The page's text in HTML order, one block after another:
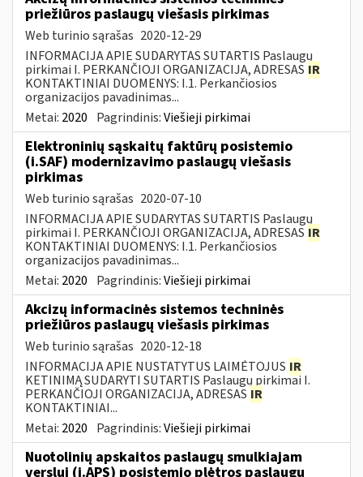
priežiūros paslaugų viešasis pirkimas
Web turinio sąrašas 2020-12-29
INFORMACIJA APIE SUDARYTAS SUTARTIS Paslaugų
pirkimai I. PERKANČIOJI ORGANIZACIJA, ADRESAS IR
KONTAKTINIAI DUOMENYS: I.1. Perkančiosios
organizacijos pavadinimas...
Metai: 2020 Pagrindinis:Viešieji pirkimai
Elektroninių sąskaitų faktūrų posistemio
(i.SAF) modernizavimo paslaugų viešasis
pirkimas
Web turinio sąrašas 2020-07-10
INFORMACIJA APIE SUDARYTAS SUTARTIS Paslaugų
pirkimai I. PERKANČIOJI ORGANIZACIJA, ADRESAS IR
KONTAKTINIAI DUOMENYS: I.1. Perkančiosios
organizacijos pavadinimas...
Metai: 2020 Pagrindinis:Viešieji pirkimai
Akcizų informacinės sistemos techninės
priežiūros paslaugų viešasis pirkimas
Web turinio sąrašas 2020-12-18
INFORMACIJA APIE NUSTATYTUS LAIMĖTOJUS IR
KETINIMĄ SUDARYTI SUTARTIS Paslaugų pirkimai I.
PERKANČIOJI ORGANIZACIJA, ADRESAS IR
KONTAKTINIAI...
Metai: 2020 Pagrindinis:Viešieji pirkimai
Nuotolinių apskaitos paslaugų smulkiajam
verslui (i.APS) posistemio plėtros paslaugų